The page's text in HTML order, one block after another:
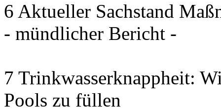
6 Aktueller Sachstand
- mündlicher Bericht -
7 Trinkwasserknappheit:
Pools zu füllen